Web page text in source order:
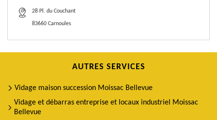
28 Pl. du Couchant
83660 Carnoules
AUTRES SERVICES
Vidage maison succession Moissac Bellevue
Vidage et débarras entreprise et locaux industriel Moissac
Bellevue